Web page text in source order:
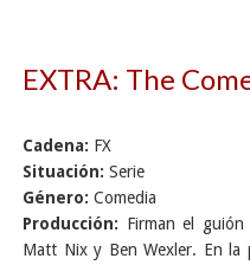
EXTRA: The
Cadena: FX
Situación: Serie
Género: Comedia
Producción: Firman el
Matt Nix y Ben Wexler. En la